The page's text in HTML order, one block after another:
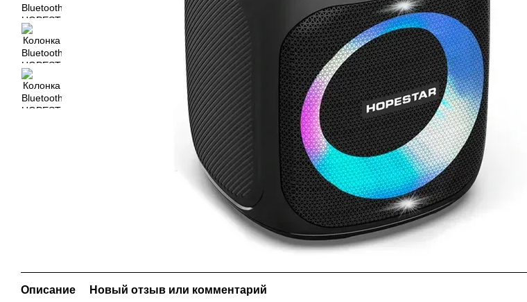
Описание Новый отзыв или комментарий